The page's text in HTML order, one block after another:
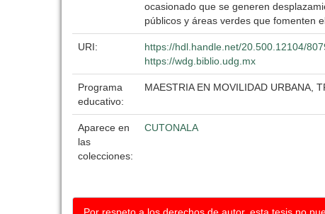
ocasionado que se generen
públicos y áreas verdes que fomenten
URI:
https://hdl.handle.net/20.500.12104/
https://wdg.biblio.udg.mx
Programa
educativo:
MAESTRIA EN MOVILIDAD URBANA,
Aparece en
las
colecciones:
CUTONALA